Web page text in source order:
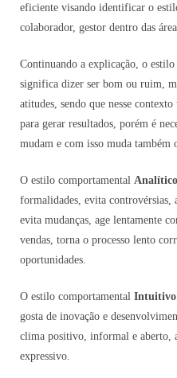
eficiente visando identificar o
colaborador, gestor dentro das
Continuando a explicação, o
significa dizer ser bom ou ruim,
atitudes, sendo que nesse
para gerar resultados, porém é
mudam e com isso muda também
O estilo comportamental Analítico
formalidades, evita controvérsias,
evita mudanças, age lentamente
vendas, torna o processo lento
oportunidades.
O estilo comportamental Intuitivo
gosta de inovação e
clima positivo, informal e aberto,
expressivo.